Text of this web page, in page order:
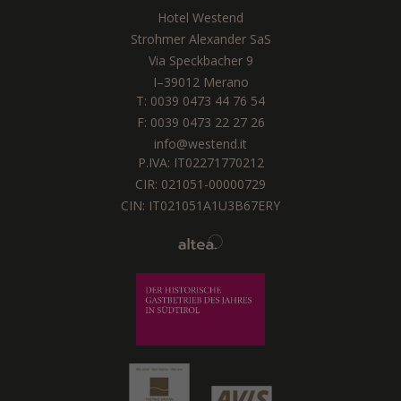
Hotel Westend
Strohmer Alexander SaS
Via Speckbacher 9
I–39012 Merano
T: 0039 0473 44 76 54
F: 0039 0473 22 27 26
info@westend.it
P.IVA: IT02271770212
CIR: 021051-00000729
CIN: IT021051A1U3B67ERY